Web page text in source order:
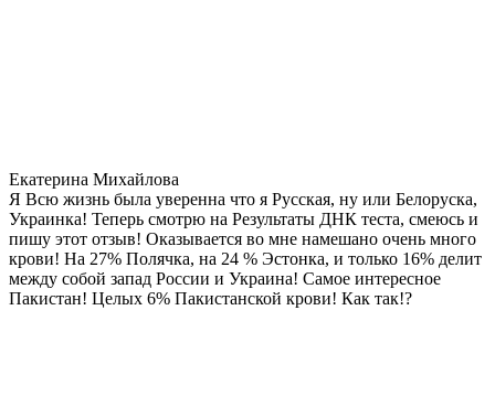
Екатерина Михайлова
Я Всю жизнь была уверенна что я Русская, ну или Белоруска,
Украинка! Теперь смотрю на Результаты ДНК теста, смеюсь и
пишу этот отзыв! Оказывается во мне намешано очень много
крови! На 27% Полячка, на 24 % Эстонка, и только 16% делит
между собой запад России и Украина! Самое интересное
Пакистан! Целых 6% Пакистанской крови! Как так!?